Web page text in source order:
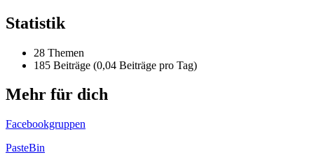
Statistik
28 Themen
185 Beiträge (0,04 Beiträge pro Tag)
Mehr für dich
Facebookgruppen
PasteBin